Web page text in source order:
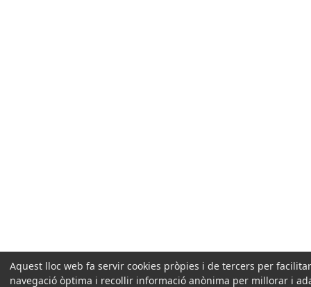
Aquest lloc web fa servir cookies pròpies i de tercers per
navegació òptima i recollir informació anònima per millorar i